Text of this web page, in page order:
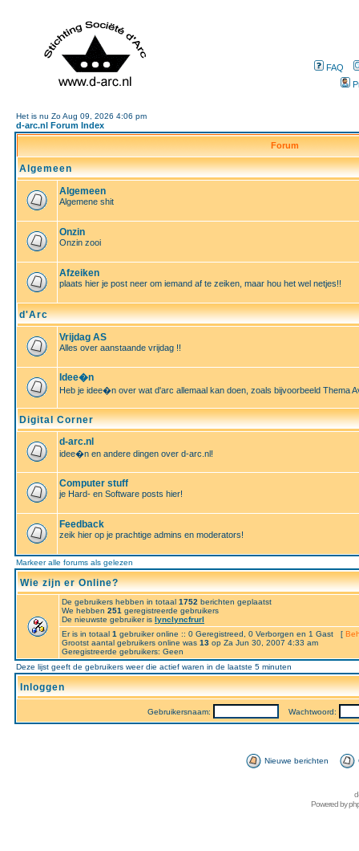
FAQ
Het is nu Zo Aug 09, 2026 4:06 pm
d-arc.nl Forum Index
Forum
Algemeen
Algemeen
Algemene shit
Onzin
Onzin zooi
Afzeiken
plaats hier je post neer om iemand af te zeiken, maar hou het wel netjes!!
d'Arc
Vrijdag AS
Alles over aanstaande vrijdag !!
Idee�n
Heb je idee�n over wat d'arc allemaal kan doen, zoals bijvoorbeeld Thema
Digital Corner
d-arc.nl
idee�n en andere dingen over d-arc.nl!
Computer stuff
je Hard- en Software posts hier!
Feedback
zeik hier op je prachtige admins en moderators!
Markeer alle forums als gelezen
Wie zijn er Online?
De gebruikers hebben in totaal 1752 berichten geplaatst
We hebben 251 geregistreerde gebruikers
De nieuwste gebruiker is lynclyncfrurl
Er is in totaal 1 gebruiker online :: 0 Geregistreed, 0 Verborgen en 1 Gast [
Grootst aantal gebruikers online was 13 op Za Jun 30, 2007 4:33 am
Geregistreerde gebruikers: Geen
Deze lijst geeft de gebruikers weer die actief waren in de laatste 5 minuten
Inloggen
Gebruikersnaam: Wachtwoord:
Nieuwe berichten
Powered by